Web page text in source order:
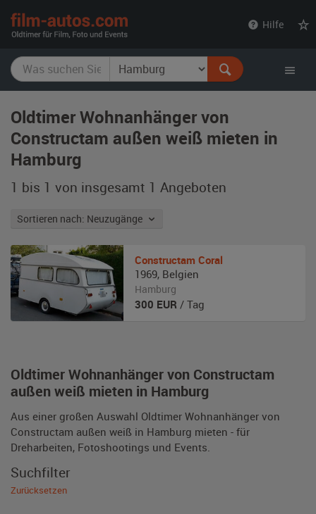
Hilfe
Oldtimer Wohnanhänger von
Constructam außen weiß mieten in
Hamburg
1 bis 1 von insgesamt 1 Angeboten
Sortieren nach: Neuzugänge
Oldtimer Wohnanhänger von Constructam
außen weiß mieten in Hamburg
Aus einer großen Auswahl Oldtimer Wohnanhänger von
Constructam außen weiß in Hamburg mieten - für
Dreharbeiten, Fotoshootings und Events.
Constructam Coral
1969, Belgien
Hamburg
300 EUR / Tag
Suchfilter
Zurücksetzen